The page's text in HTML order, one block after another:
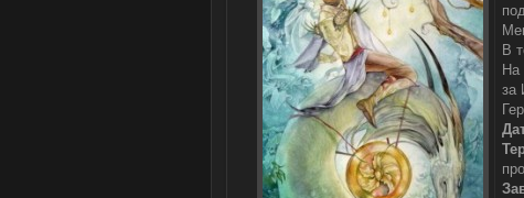
В
На
за